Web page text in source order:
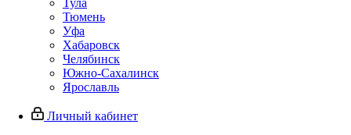
Тула
Тюмень
Уфа
Хабаровск
Челябинск
Южно-Сахалинск
Ярославль
Личный кабинет